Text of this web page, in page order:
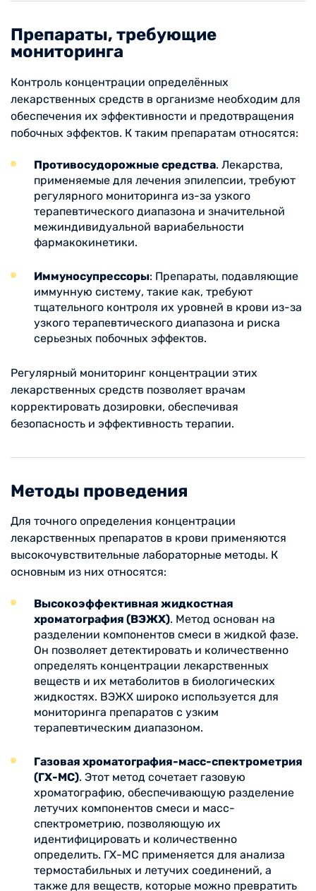
Препараты, требующие
мониторинга
Контроль концентрации определённых
лекарственных средств в организме необходим для
обеспечения их эффективности и предотвращения
побочных эффектов. К таким препаратам относятся:
Противосудорожные средства. Лекарства,
применяемые для лечения эпилепсии, требуют
регулярного мониторинга из-за узкого
терапевтического диапазона и значительной
межиндивидуальной вариабельности
фармакокинетики.
Иммуносупрессоры: Препараты, подавляющие
иммунную систему, такие как, требуют
тщательного контроля их уровней в крови из-за
узкого терапевтического диапазона и риска
серьезных побочных эффектов.
Регулярный мониторинг концентрации этих
лекарственных средств позволяет врачам
корректировать дозировки, обеспечивая
безопасность и эффективность терапии.
Методы проведения
Для точного определения концентрации
лекарственных препаратов в крови применяются
высокочувствительные лабораторные методы. К
основным из них относятся:
Высокоэффективная жидкостная
хроматография (ВЭЖХ). Метод основан на
разделении компонентов смеси в жидкой фазе.
Он позволяет детектировать и количественно
определять концентрации лекарственных
веществ и их метаболитов в биологических
жидкостях. ВЭЖХ широко используется для
мониторинга препаратов с узким
терапевтическим диапазоном.
Газовая хроматография-масс-спектрометрия
(ГХ-МС). Этот метод сочетает газовую
хроматографию, обеспечивающую разделение
летучих компонентов смеси и масс-
спектрометрию, позволяющую их
идентифицировать и количественно
определить. ГХ-МС применяется для анализа
термостабильных и летучих соединений, а
также для веществ, которые можно превратить